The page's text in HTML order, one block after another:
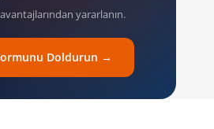
yararlanın.
Doldurun →